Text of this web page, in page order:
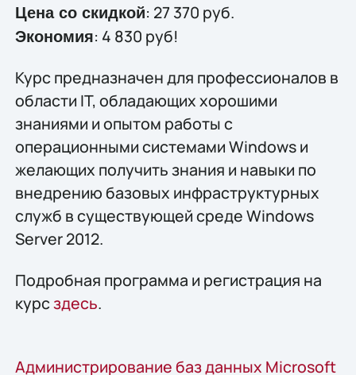
Цена со скидкой: 27 370 руб.
Экономия: 4 830 руб!
Курс предназначен для профессионалов в
области IT, обладающих хорошими
знаниями и опытом работы с
операционными системами Windows и
желающих получить знания и навыки по
внедрению базовых инфраструктурных
служб в существующей среде Windows
Server 2012.
Подробная программа и регистрация на
курсздесь.
Администрирование баз данных Microsoft